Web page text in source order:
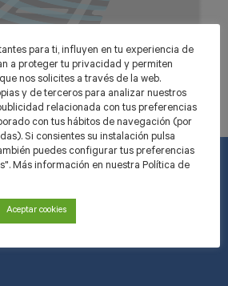
para ti, influyen en tu experiencia de
a proteger tu privacidad y permiten
nos solicites a través de la web.
y de terceros para analizar nuestros
relacionada con tus preferencias
con tus hábitos de navegación (por
Si consientes su instalación pulsa
puedes configurar tus preferencias
Más información en nuestra Política de
Aceptar cookies